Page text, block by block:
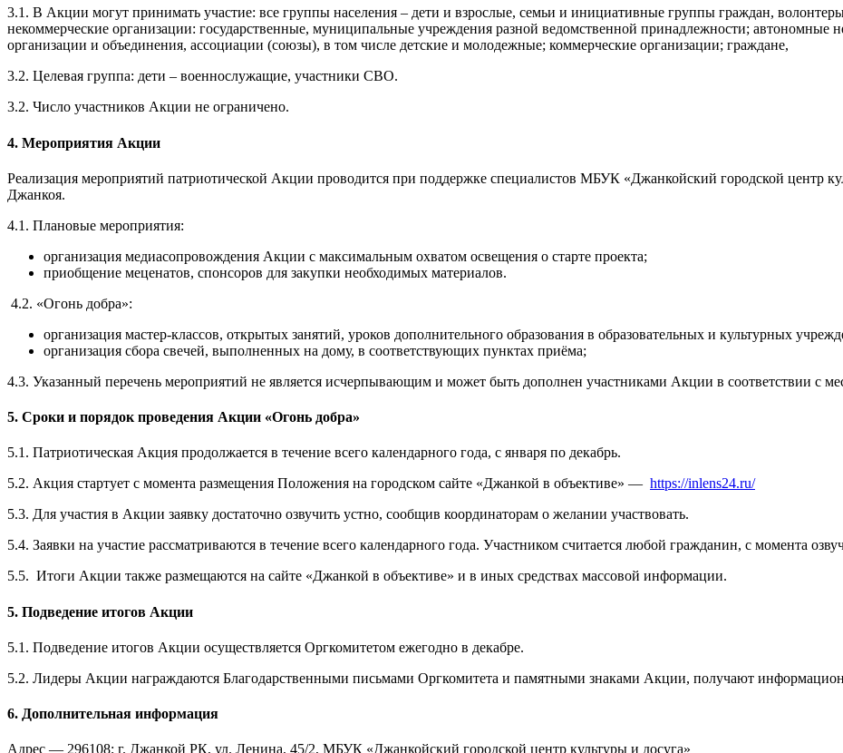
3.1. В Акции могут принимать участие: все группы населения – дети и взрослые, семьи и инициативные группы граждан,
некоммерческие организации: государственные, муниципальные учреждения разной ведомственной принадлежности; автономные
организации и объединения, ассоциации (союзы), в том числе детские и молодежные; коммерческие организации; граждане,
3.2. Целевая группа: дети – военнослужащие, участники СВО.
3.2. Число участников Акции не ограничено.
4. Мероприятия Акции
Реализация мероприятий патриотической Акции проводится при поддержке специалистов МБУК «Джанкойский городской центр
Джанкоя.
4.1. Плановые мероприятия:
организация медиасопровождения Акции с максимальным охватом освещения о старте проекта;
приобщение меценатов, спонсоров для закупки необходимых материалов.
4.2. «Огонь добра»:
организация мастер-классов, открытых занятий, уроков дополнительного образования в образовательных и культурных
организация сбора свечей, выполненных на дому, в соответствующих пунктах приёма;
4.3. Указанный перечень мероприятий не является исчерпывающим и может быть дополнен участниками Акции в соответствии с
5. Сроки и порядок проведения Акции «Огонь добра»
5.1. Патриотическая Акция продолжается в течение всего календарного года, с января по декабрь.
5.2. Акция стартует с момента размещения Положения на городском сайте «Джанкой в объективе» — https://inlens24.ru/
5.3. Для участия в Акции заявку достаточно озвучить устно, сообщив координаторам о желании участвовать.
5.4. Заявки на участие рассматриваются в течение всего календарного года. Участником считается любой гражданин, с момента
5.5. Итоги Акции также размещаются на сайте «Джанкой в объективе» и в иных средствах массовой информации.
5. Подведение итогов Акции
5.1. Подведение итогов Акции осуществляется Оргкомитетом ежегодно в декабре.
5.2. Лидеры Акции награждаются Благодарственными письмами Оргкомитета и памятными знаками Акции, получают
6. Дополнительная информация
Адрес — 296108; г. Джанкой РК, ул. Ленина, 45/2, МБУК «Джанкойский городской центр культуры и досуга»